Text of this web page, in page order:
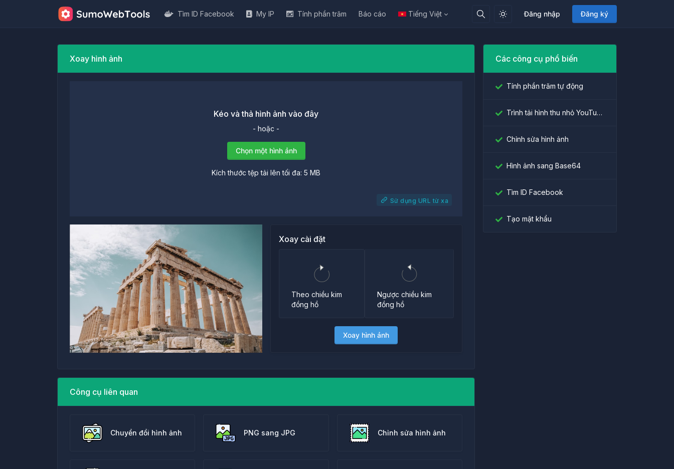
Đăng nhập Đăng ký
Tìm ID Facebook My IP Tính phần trăm Báo cáo Tiếng Việt
Xoay hình ảnh
Kéo và thả hình ảnh vào đây
- hoặc -
Chọn một hình ảnh
Kích thước tệp tải lên tối đa: 5 MB
Sử dụng URL từ xa
Xoay cài đặt
Theo chiều kim
đồng hồ
Ngược chiều kim
đồng hồ
Xoay hình ảnh
Công cụ liên quan
Chuyển đổi hình ảnh PNG sang JPG Chỉnh sửa hình ảnh
Các công cụ phổ biến
Tính phần trăm tự động
Trình tải hình thu nhỏ YouTube
Chỉnh sửa hình ảnh
Hình ảnh sang Base64
Tìm ID Facebook
Tạo mật khẩu